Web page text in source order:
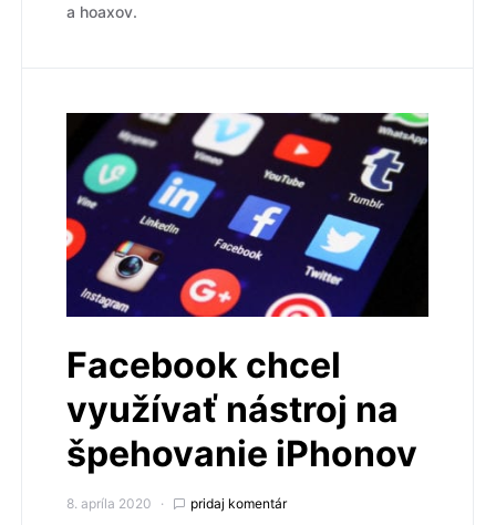
a hoaxov.
Facebook chcel
využívať nástroj na
špehovanie iPhonov
8. apríla 2020 pridaj komentár